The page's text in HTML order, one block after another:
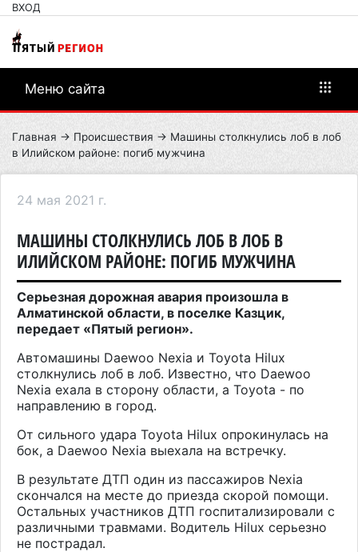
ВХОД
Меню сайта
Главная → Происшествия → Машины столкнулись лоб в лоб
в Илийском районе: погиб мужчина
24 мая 2021 г.
МАШИНЫ СТОЛКНУЛИСЬ ЛОБ В ЛОБ В
ИЛИЙСКОМ РАЙОНЕ: ПОГИБ МУЖЧИНА
Серьезная дорожная авария произошла в
Алматинской области, в поселке Казцик,
передает «Пятый регион».
Автомашины Daewoo Nexia и Toyota Hilux
столкнулись лоб в лоб. Известно, что Daewoo
Nexia ехала в сторону области, а Toyota - по
направлению в город.
От сильного удара Toyota Hilux опрокинулась на
бок, а Daewoo Nexia выехала на встречку.
В результате ДТП один из пассажиров Nexia
скончался на месте до приезда скорой помощи.
Остальных участников ДТП госпитализировали с
различными травмами. Водитель Hilux серьезно
не пострадал.